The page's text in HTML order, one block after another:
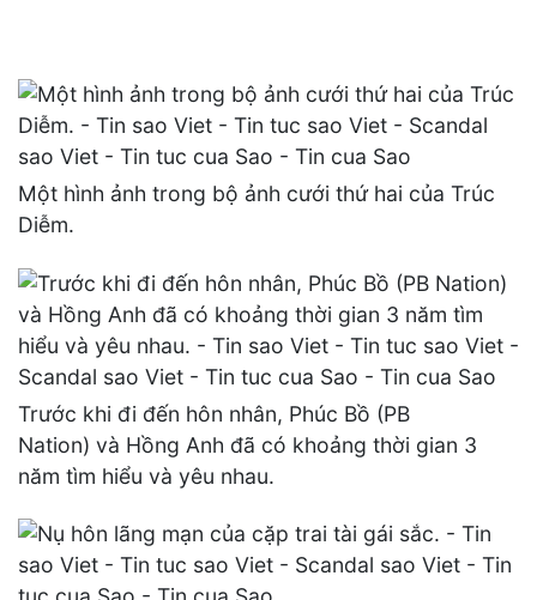
Một hình ảnh trong bộ ảnh cưới thứ hai của Trúc
Diễm.
Trước khi đi đến hôn nhân, Phúc Bồ (PB
Nation) và Hồng Anh đã có khoảng thời gian 3
năm tìm hiểu và yêu nhau.